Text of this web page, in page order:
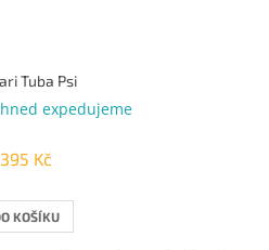
Tuba Psi
expedujeme
395 Kč
KOŠÍKU